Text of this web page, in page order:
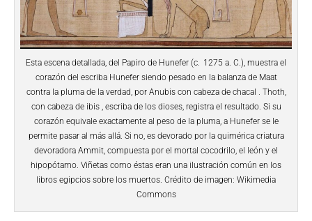
Esta escena detallada, del Papiro de Hunefer (c. 1275 a. C.), muestra el
corazón del escriba Hunefer siendo pesado en la balanza de Maat
contra la pluma de la verdad, por Anubis con cabeza de chacal . Thoth,
con cabeza de ibis , escriba de los dioses, registra el resultado. Si su
corazón equivale exactamente al peso de la pluma, a Hunefer se le
permite pasar al más allá. Si no, es devorado por la quimérica criatura
devoradora Ammit, compuesta por el mortal cocodrilo, el león y el
hipopótamo. Viñetas como éstas eran una ilustración común en los
libros egipcios sobre los muertos. Crédito de imagen: Wikimedia
Commons